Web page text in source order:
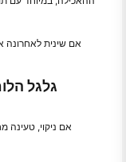
אם שינית לאחרונה
אם ניקוי, טעינה